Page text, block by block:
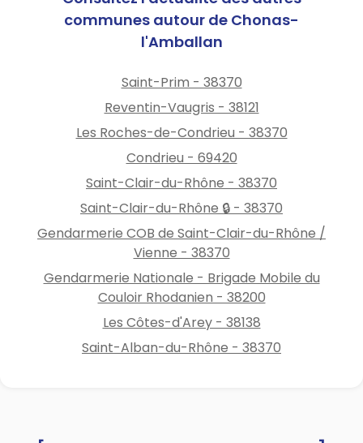
communes autour de Chonas-
l'Amballan
Saint-Prim - 38370
Reventin-Vaugris - 38121
Les Roches-de-Condrieu - 38370
Condrieu - 69420
Saint-Clair-du-Rhône - 38370
Saint-Clair-du-Rhône 🔒 - 38370
Gendarmerie COB de Saint-Clair-du-Rhône /
Vienne - 38370
Gendarmerie Nationale - Brigade Mobile du
Couloir Rhodanien - 38200
Les Côtes-d'Arey - 38138
Saint-Alban-du-Rhône - 38370